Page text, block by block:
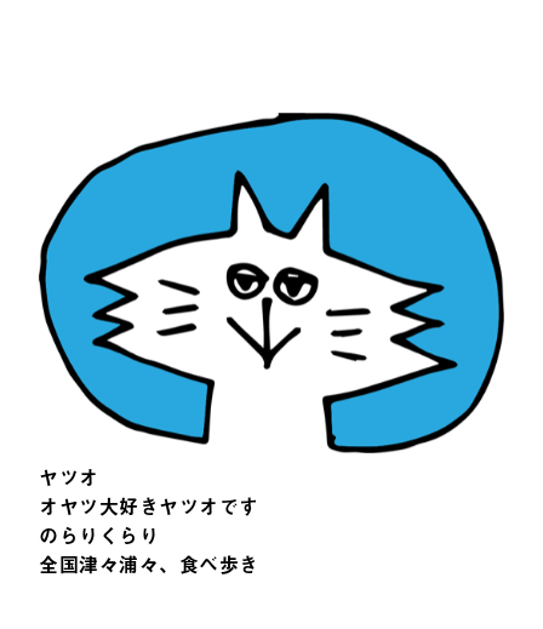
ヤツオ
オヤツ大好きヤツオです
のらりくらり
全国津々浦々、食べ歩き